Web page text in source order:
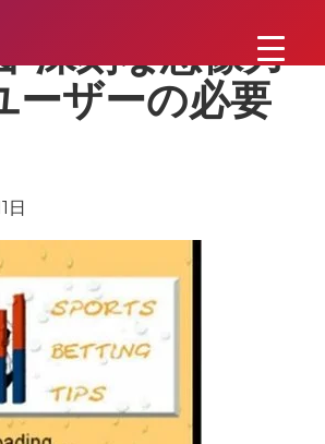
-深刻な想像力
ーザーの必要
日